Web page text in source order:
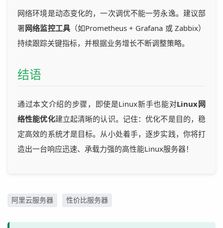
网络环境是动态变化的，一次调优不能一劳永逸。建议部
署网络监控工具（如Prometheus + Grafana 或 Zabbix）
持续跟踪关键指标，并根据业务增长不断调整策略。
结语
通过本文介绍的步骤，即使是Linux新手也能对Linux网
络性能优化建立起清晰的认识。记住：优化不是目的，稳
定高效的系统才是目标。从小处着手，逐步实践，你将打
造出一台响应迅速、承载力强的高性能Linux服务器！
阿里云服务器 性价比服务器